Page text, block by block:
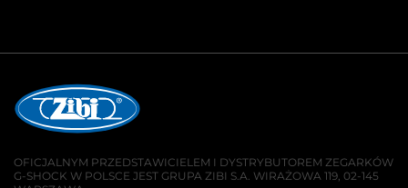
OFICJALNYM PRZEDSTAWICIELEM I DYSTRYBUTOREM ZEGARKÓW
G-SHOCK W POLSCE JEST GRUPA ZIBI S.A. WIRAŻOWA 119, 02-145